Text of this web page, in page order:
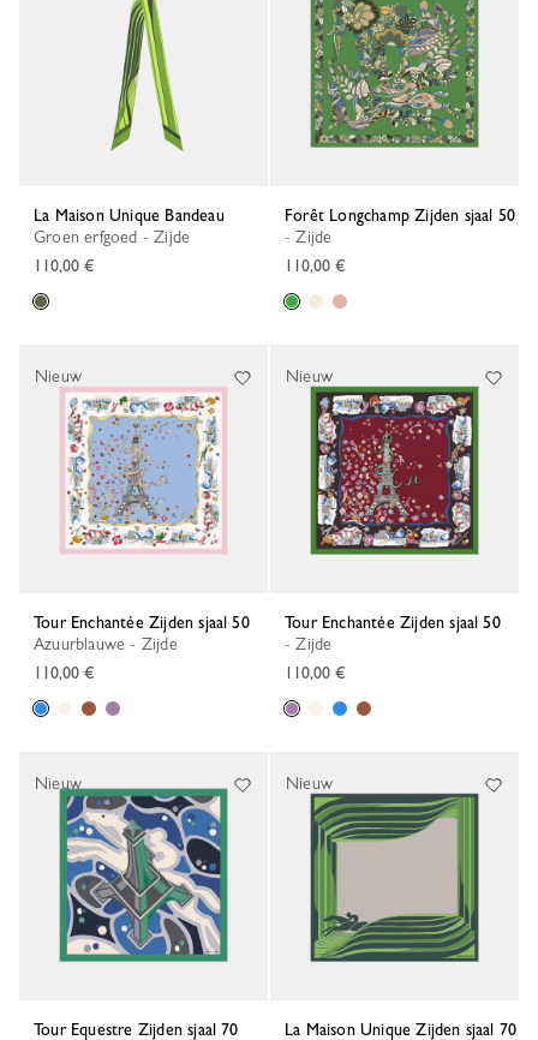
La Maison Unique Bandeau
Groen erfgoed - Zijde
110,00 €
Forêt Longchamp Zijden sjaal 50
- Zijde
110,00 €
Tour Enchantée Zijden sjaal 50
Azuurblauwe - Zijde
110,00 €
Nieuw
Tour Enchantée Zijden sjaal 50
- Zijde
110,00 €
Nieuw
Tour Equestre Zijden sjaal 70
Nieuw
La Maison Unique Zijden sjaal 70
Nieuw